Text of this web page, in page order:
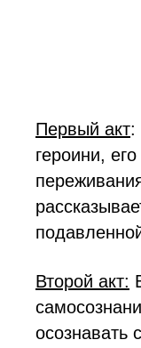
Первый акт:
героини,
Второй акт:
осознавать